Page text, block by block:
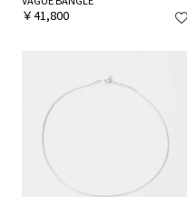
￥41,800